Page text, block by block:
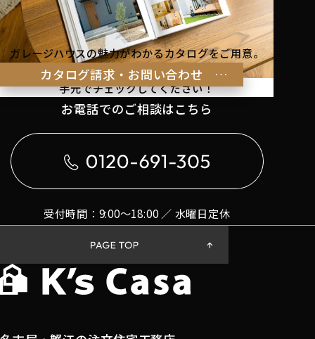
カタログ請求・お問い合わせ
ガレージハウスの魅力がわかるカタログをご用意。
理想の暮らしのヒントを
手元でチェックしてください！
お電話でのご相談はこちら
受付時間：9:00〜18:00 ／ 水曜日定休